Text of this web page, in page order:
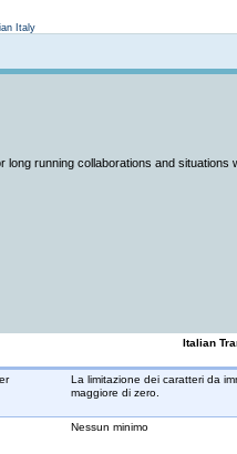
Italy
long running collaborations and
Italian
La limitazione dei caratteri da
maggiore di zero.
Nessun minimo